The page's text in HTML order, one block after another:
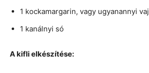
1 kockamargarin, vagy ugyanannyi vaj
1 kanálnyi só
A kifli elkészítése: